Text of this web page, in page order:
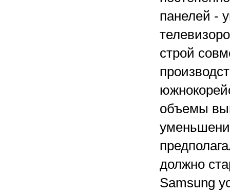
панелей -
строй
объемы
должно
Samsung